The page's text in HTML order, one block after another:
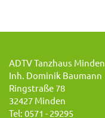
ADTV Tanzhaus Minden
Inh. Dominik Baumann
Ringstraße 78
32427 Minden
Tel: 0571 - 29295